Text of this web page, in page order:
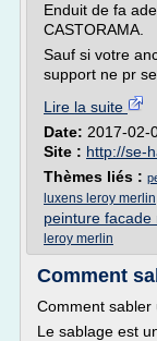
Enduit de fa
CASTORAMA.
Sauf si votre
support ne pr
Lire la suite
Date: 2017-02-
Site : http://se-
Thèmes liés :
luxens leroy merlin
peinture facade
leroy merlin
Comment
Comment sabler
Le sablage est